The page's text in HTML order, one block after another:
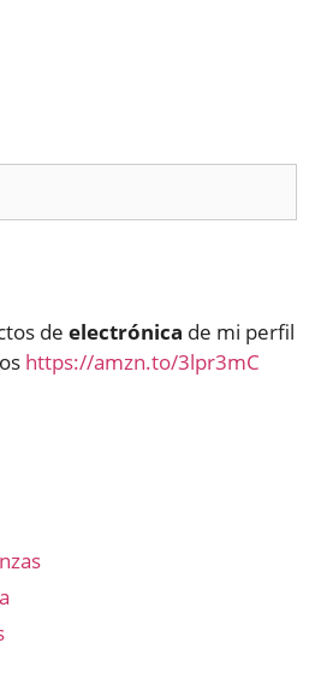
de electrónica de mi perfil
https://amzn.to/3lpr3mC